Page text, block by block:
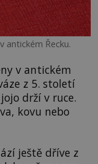
antickém Řecku.
v antickém
z 5. století
drží v ruce.
kovu nebo
ještě dříve z